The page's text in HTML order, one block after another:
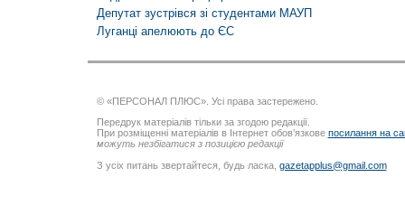
Депутат зустрівся зі студентами МАУП
Луганці апелюють до ЄС
© «ПЕРСОНАЛ ПЛЮС». Усі права застережено.
Передрук матеріалів тільки за згодою редакції.
При розміщенні матеріалів в Інтернет обов’язкове посилання на
можуть незбігатися з позицією редакції
З усіх питань звертайтеся, будь ласка, gazetapplus@gmail.com